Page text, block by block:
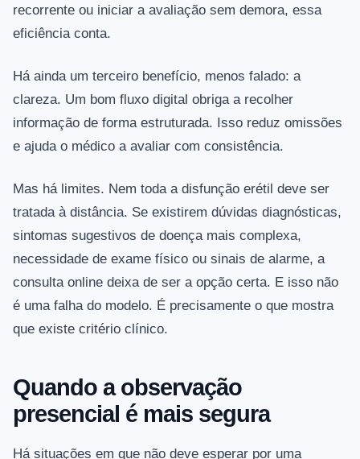
recorrente ou iniciar a avaliação sem demora, essa
eficiência conta.
Há ainda um terceiro benefício, menos falado: a
clareza. Um bom fluxo digital obriga a recolher
informação de forma estruturada. Isso reduz omissões
e ajuda o médico a avaliar com consistência.
Mas há limites. Nem toda a disfunção erétil deve ser
tratada à distância. Se existirem dúvidas diagnósticas,
sintomas sugestivos de doença mais complexa,
necessidade de exame físico ou sinais de alarme, a
consulta online deixa de ser a opção certa. E isso não
é uma falha do modelo. É precisamente o que mostra
que existe critério clínico.
Quando a observação
presencial é mais segura
Há situações em que não deve esperar por uma